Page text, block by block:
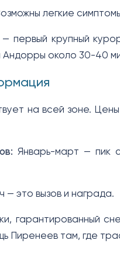
легкие
первый крупный
Андорры около 30-40
на всей зоне.
Январь-март — пик
это вызов и награда.
гарантированный
Пиренеев там, где